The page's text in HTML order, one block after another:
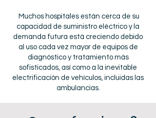
Muchos hospitales están cerca de su
capacidad de suministro eléctrico y la
demanda futura está creciendo debido
al uso cada vez mayor de equipos de
diagnóstico y tratamiento más
sofisticados, así como a la inevitable
electrificación de vehículos, incluidas las
ambulancias.